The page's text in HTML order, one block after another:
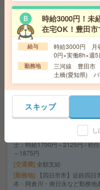
給与即払いOK！高時給！
遣]
時給1350円
交通費 交通費支給有り
船津駅～徒歩10分 ※
小規模施設でおばあちゃ
遣]
無資格の方：時給
士：時給1700円～2125円 / 初
～1875円
交通費 全額支給
勤務地
【四日市市】近鉄四
本・阿倉川・南日永など勤務地
時給3000円！未
在宅OK！豊田
給与
時給3000円 月
0円×実働8h×週
収例を保証する
勤務地
三河線 豊田
土橋(愛知県)
能
スキップ